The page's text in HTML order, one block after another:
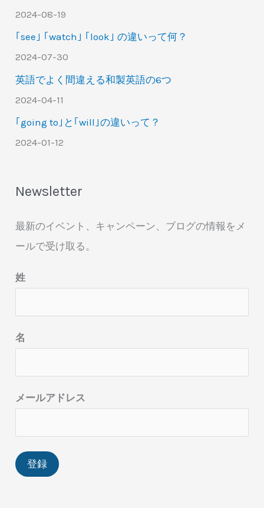
2024-08-19
｢see｣ ｢watch｣ ｢look｣ の違いって何？
2024-07-30
英語でよく間違える和製英語の6つ
2024-04-11
｢going to｣と｢will｣の違いって？
2024-01-12
Newsletter
最新のイベント、キャンペーン、ブログの情報をメ
ールで受け取る。
姓
名
メールアドレス